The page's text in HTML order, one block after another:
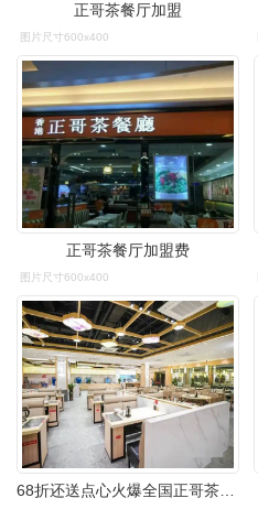
正哥茶餐厅加盟
图片尺寸600x400
正哥茶餐厅加盟费
图片尺寸600x400